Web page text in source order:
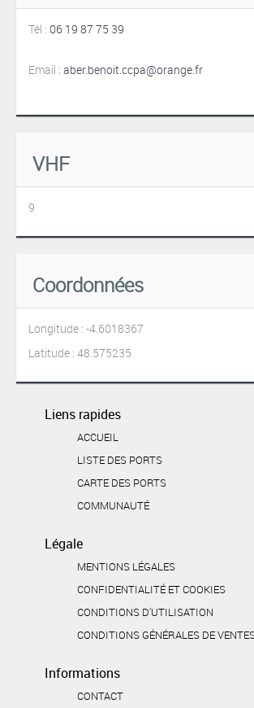
Tél : 06 19 87 75 39
Email : aber.benoit.ccpa@orange.fr
VHF
9
Coordonnées
Longitude : -4.6018367
Latitude : 48.575235
Liens rapides
ACCUEIL
LISTE DES PORTS
CARTE DES PORTS
COMMUNAUTÉ
Légale
MENTIONS LÉGALES
CONFIDENTIALITÉ ET COOKIES
CONDITIONS D'UTILISATION
CONDITIONS GÉNÉRALES DE
Informations
CONTACT